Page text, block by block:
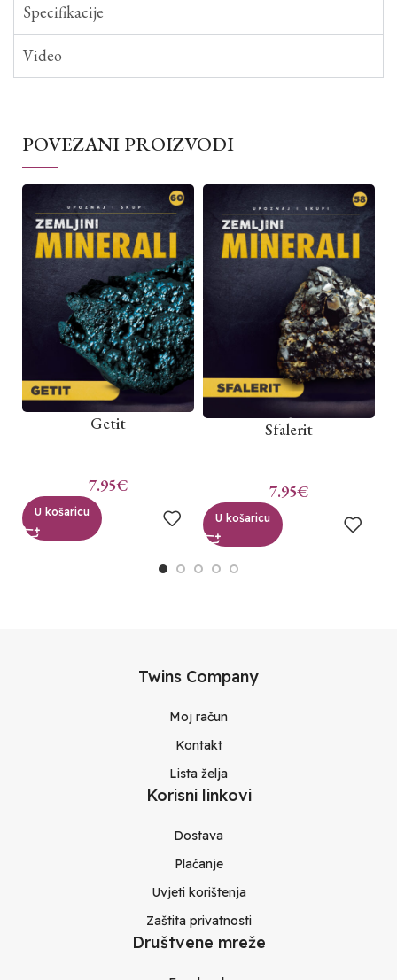
Specifikacije
Video
POVEZANI PROIZVODI
Getit
7.95€
U košaricu
Sfalerit
7.95€
U košaricu
Twins Company
Moj račun
Kontakt
Lista želja
Korisni linkovi
Dostava
Plaćanje
Uvjeti korištenja
Zaštita privatnosti
Društvene mreže